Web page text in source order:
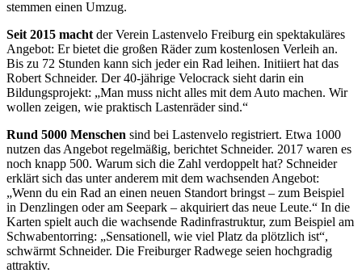
stemmen einen Umzug.
Seit 2015 macht der Verein Lastenvelo Freiburg ein spektakuläres
Angebot: Er bietet die großen Räder zum kostenlosen Verleih an.
Bis zu 72 Stunden kann sich jeder ein Rad leihen. Initiiert hat das
Robert Schneider. Der 40-jährige Velocrack sieht darin ein
Bildungsprojekt: „Man muss nicht alles mit dem Auto machen. Wir
wollen zeigen, wie praktisch Lastenräder sind.“
Rund 5000 Menschen sind bei Lastenvelo registriert. Etwa 1000
nutzen das Angebot regelmäßig, berichtet Schneider. 2017 waren es
noch knapp 500. Warum sich die Zahl verdoppelt hat? Schneider
erklärt sich das unter anderem mit dem wachsenden Angebot:
„Wenn du ein Rad an einen neuen Standort bringst – zum Beispiel
in Denzlingen oder am Seepark – akquiriert das neue Leute.“ In die
Karten spielt auch die wachsende Radinfrastruktur, zum Beispiel am
Schwabentorring: „Sensationell, wie viel Platz da plötzlich ist“,
schwärmt Schneider. Die Freiburger Radwege seien hochgradig
attraktiv.